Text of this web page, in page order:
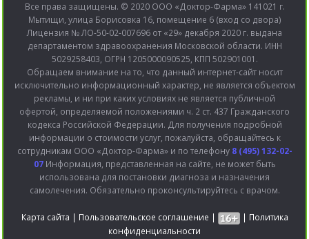
Все права защищены. © 2020 ООО «Доктор-Фарма» 141021 г.
Мытищи, улица Борисовка 16, помещение 6 (вход со двора)
Лицензия № ЛО-50-02-007696 от «29» декабря 2020 г. выдана
департаментом здравоохранения Московской области. ИНН
5029258403, ОГРН 1205000090525, КПП 502901001.
Обращаем внимание на то, что данный интернет-сайт носит
исключительно информационный характер, не является объектом
рекламы, и ни при каких условиях не является публичной
офертой, определяемой положениями ч. 2 ст. 437 Гражданского
кодекса Российской Федерации. Для получения подробной
информации о стоимости услуг, пожалуйста, обращайтесь к
сотрудникам ООО «Доктор-Фарма» и по телефону 8 (495) 132-02-
07Информация, представленная на сайте, не может быть
использована для постановки диагноза и назначения
самолечения. Обязательно проконсультируйтесь с врачом.
Карта сайта | Пользовательское соглашение | | Политика
конфиденциальности